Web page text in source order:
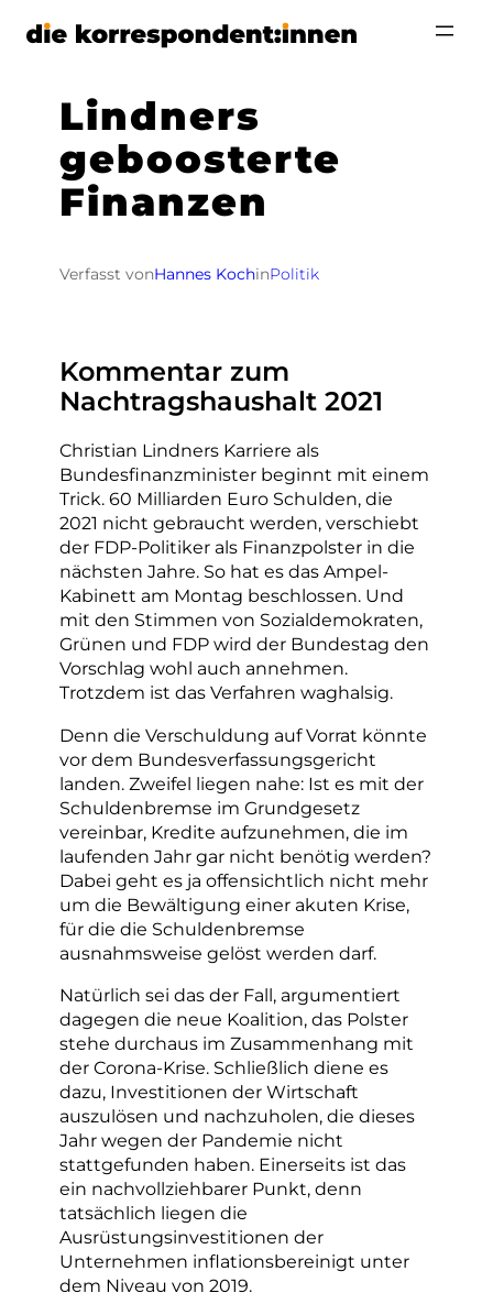
Zum
Lindners
geboosterte
Finanzen
Verfasst vonHannes KochinPolitik
Kommentar zum
Nachtragshaushalt 2021
Christian Lindners Karriere als
Bundesfinanzminister beginnt mit einem
Trick. 60 Milliarden Euro Schulden, die
2021 nicht gebraucht werden, verschiebt
der FDP-Politiker als Finanzpolster in die
nächsten Jahre. So hat es das Ampel-
Kabinett am Montag beschlossen. Und
mit den Stimmen von Sozialdemokraten,
Grünen und FDP wird der Bundestag den
Vorschlag wohl auch annehmen.
Trotzdem ist das Verfahren waghalsig.
Denn die Verschuldung auf Vorrat könnte
vor dem Bundesverfassungsgericht
landen. Zweifel liegen nahe: Ist es mit der
Schuldenbremse im Grundgesetz
vereinbar, Kredite aufzunehmen, die im
laufenden Jahr gar nicht benötig werden?
Dabei geht es ja offensichtlich nicht mehr
um die Bewältigung einer akuten Krise,
für die die Schuldenbremse
ausnahmsweise gelöst werden darf.
Natürlich sei das der Fall, argumentiert
dagegen die neue Koalition, das Polster
stehe durchaus im Zusammenhang mit
der Corona-Krise. Schließlich diene es
dazu, Investitionen der Wirtschaft
auszulösen und nachzuholen, die dieses
Jahr wegen der Pandemie nicht
stattgefunden haben. Einerseits ist das
ein nachvollziehbarer Punkt, denn
tatsächlich liegen die
Ausrüstungsinvestitionen der
Unternehmen inflationsbereinigt unter
dem Niveau von 2019.